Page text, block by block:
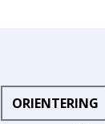
ORIENTERING